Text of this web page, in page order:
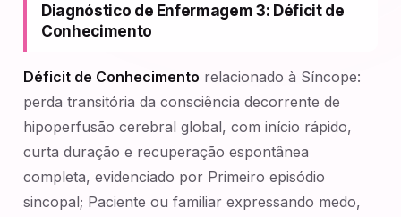
Diagnóstico de Enfermagem 3: Déficit de
Conhecimento
Déficit de Conhecimento relacionado à Síncope:
perda transitória da consciência decorrente de
hipoperfusão cerebral global, com início rápido,
curta duração e recuperação espontânea
completa, evidenciado por Primeiro episódio
sincopal; Paciente ou familiar expressando medo,